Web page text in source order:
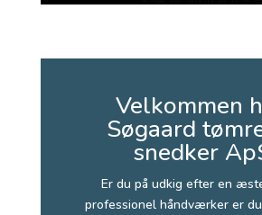
Velkommen
Søgaard
snedker
Er du på udkig efter en
professionel håndværker er